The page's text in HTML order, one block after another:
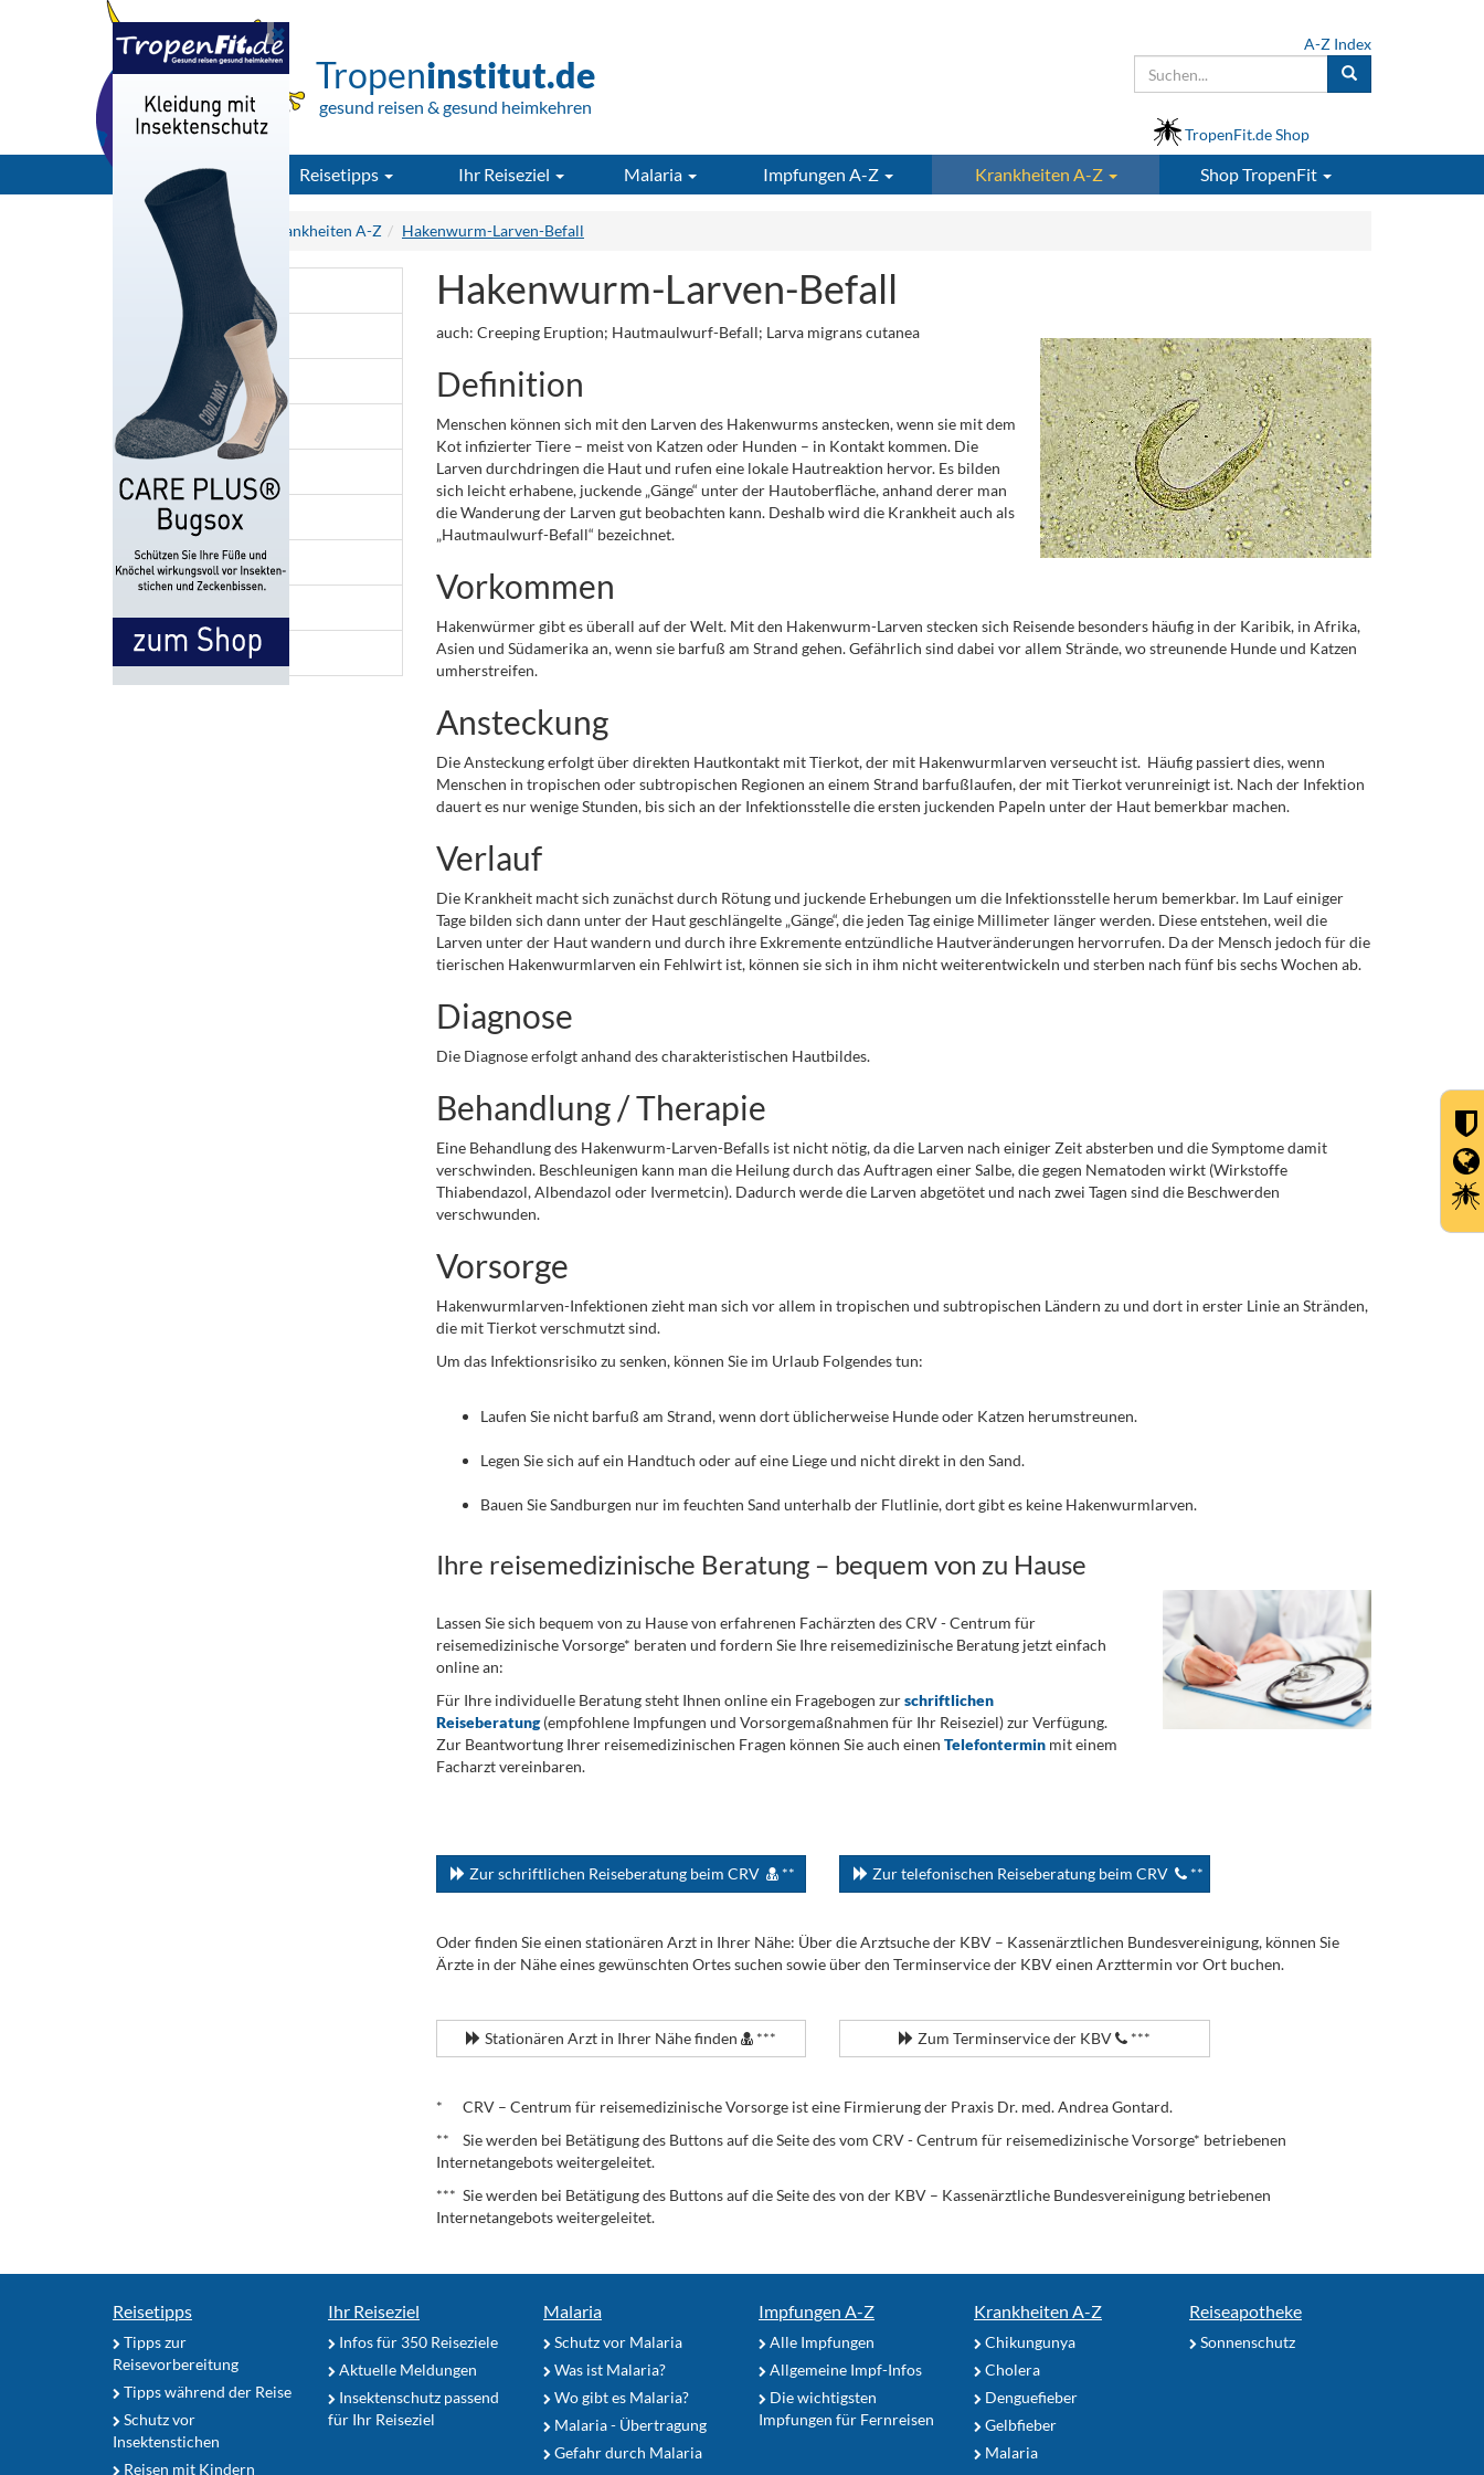
Tropeninstitut.de
gesund reisen & gesund heimkehren
A-Z Index
TropenFit.de Shop
Reisetipps Ihr Reiseziel Malaria Impfungen A-Z Krankheiten A-Z ShopTropenFit
Tropeninstitut.de Krankheiten A-Z Hakenwurm-Larven-Befall
Hakenwurm-Larven-Befall
auch: Creeping Eruption; Hautmaulwurf-Befall; Larva migrans cutanea
Definition
Menschen können sich mit den Larven des Hakenwurms anstecken, wenn sie mit dem
Kot infizierter Tiere – meist von Katzen oder Hunden – in Kontakt kommen. Die
Larven durchdringen die Haut und rufen eine lokale Hautreaktion hervor. Es bilden
sich leicht erhabene, juckende „Gänge“ unter der Hautoberfläche, anhand derer man
die Wanderung der Larven gut beobachten kann. Deshalb wird die Krankheit auch als
„Hautmaulwurf-Befall“ bezeichnet.
Vorkommen
Hakenwürmer gibt es überall auf der Welt. Mit den Hakenwurm-Larven stecken sich Reisende besonders häufig in der Karibik, in Afrika,
Asien und Südamerika an, wenn sie barfuß am Strand gehen. Gefährlich sind dabei vor allem Strände, wo streunende Hunde und Katzen
umherstreifen.
Ansteckung
Die Ansteckung erfolgt über direkten Hautkontakt mit Tierkot, der mit Hakenwurmlarven verseucht ist. Häufig passiert dies, wenn
Menschen in tropischen oder subtropischen Regionen an einem Strand barfußlaufen, der mit Tierkot verunreinigt ist. Nach der Infektion
dauert es nur wenige Stunden, bis sich an der Infektionsstelle die ersten juckenden Papeln unter der Haut bemerkbar machen.
Verlauf
Die Krankheit macht sich zunächst durch Rötung und juckende Erhebungen um die Infektionsstelle herum bemerkbar. Im Lauf einiger
Tage bilden sich dann unter der Haut geschlängelte „Gänge“, die jeden Tag einige Millimeter länger werden. Diese entstehen, weil die
Larven unter der Haut wandern und durch ihre Exkremente entzündliche Hautveränderungen hervorrufen. Da der Mensch jedoch für die
tierischen Hakenwurmlarven ein Fehlwirt ist, können sie sich in ihm nicht weiterentwickeln und sterben nach fünf bis sechs Wochen ab.
Diagnose
Die Diagnose erfolgt anhand des charakteristischen Hautbildes.
Behandlung / Therapie
Eine Behandlung des Hakenwurm-Larven-Befalls ist nicht nötig, da die Larven nach einiger Zeit absterben und die Symptome damit
verschwinden. Beschleunigen kann man die Heilung durch das Auftragen einer Salbe, die gegen Nematoden wirkt (Wirkstoffe
Thiabendazol, Albendazol oder Ivermetcin). Dadurch werde die Larven abgetötet und nach zwei Tagen sind die Beschwerden
verschwunden.
Vorsorge
Hakenwurmlarven-Infektionen zieht man sich vor allem in tropischen und subtropischen Ländern zu und dort in erster Linie an Stränden,
die mit Tierkot verschmutzt sind.
Um das Infektionsrisiko zu senken, können Sie im Urlaub Folgendes tun:
Laufen Sie nicht barfuß am Strand, wenn dort üblicherweise Hunde oder Katzen herumstreunen.
Legen Sie sich auf ein Handtuch oder auf eine Liege und nicht direkt in den Sand.
Bauen Sie Sandburgen nur im feuchten Sand unterhalb der Flutlinie, dort gibt es keine Hakenwurmlarven.
Ihre reisemedizinische Beratung – bequem von zu Hause
Lassen Sie sich bequem von zu Hause von erfahrenen Fachärzten des CRV - Centrum für
reisemedizinische Vorsorge* beraten und fordern Sie Ihre reisemedizinische Beratung jetzt einfach
online an:
Für Ihre individuelle Beratung steht Ihnen online ein Fragebogen zurschriftlichen
Reiseberatung(empfohlene Impfungen und Vorsorgemaßnahmen für Ihr Reiseziel) zur Verfügung.
Zur Beantwortung Ihrer reisemedizinischen Fragen können Sie auch einen Telefonterminmit einem
Facharzt vereinbaren.
Zur schriftlichen Reiseberatung beim CRV ** Zur telefonischen Reiseberatung beim CRV **
Oder finden Sie einen stationären Arzt in Ihrer Nähe: Über die Arztsuche der KBV – Kassenärztlichen Bundesvereinigung, können Sie
Ärzte in der Nähe eines gewünschten Ortes suchen sowie über den Terminservice der KBV einen Arzttermin vor Ort buchen.
Stationären Arzt in Ihrer Nähe finden *** Zum Terminservice der KBV ***
* CRV – Centrum für reisemedizinische Vorsorge ist eine Firmierung der Praxis Dr. med. Andrea Gontard.
** Sie werden bei Betätigung des Buttons auf die Seite des vom CRV - Centrum für reisemedizinische Vorsorge* betriebenen
Internetangebots weitergeleitet.
*** Sie werden bei Betätigung des Buttons auf die Seite des von der KBV – Kassenärztliche Bundesvereinigung betriebenen
Internetangebots weitergeleitet.
Chikungunya
Cholera
Denguefieber
Gelbfieber
Tollwut
Typhus
Alle Krankheiten A-Z
Reisetipps
Tipps zur
Reisevorbereitung
Tipps während der Reise
Schutz vor
Insektenstichen
Reisen mit Kindern
Ihr Reiseziel
Infos für 350 Reiseziele
Aktuelle Meldungen
Insektenschutz passend
für Ihr Reiseziel
Malaria
Schutz vor Malaria
Was ist Malaria?
Wo gibt es Malaria?
Malaria - Übertragung
Gefahr durch Malaria
Impfungen A-Z
Alle Impfungen
Allgemeine Impf-Infos
Die wichtigsten
Impfungen für Fernreisen
Krankheiten A-Z
Chikungunya
Cholera
Denguefieber
Gelbfieber
Malaria
Reiseapotheke
Sonnenschutz